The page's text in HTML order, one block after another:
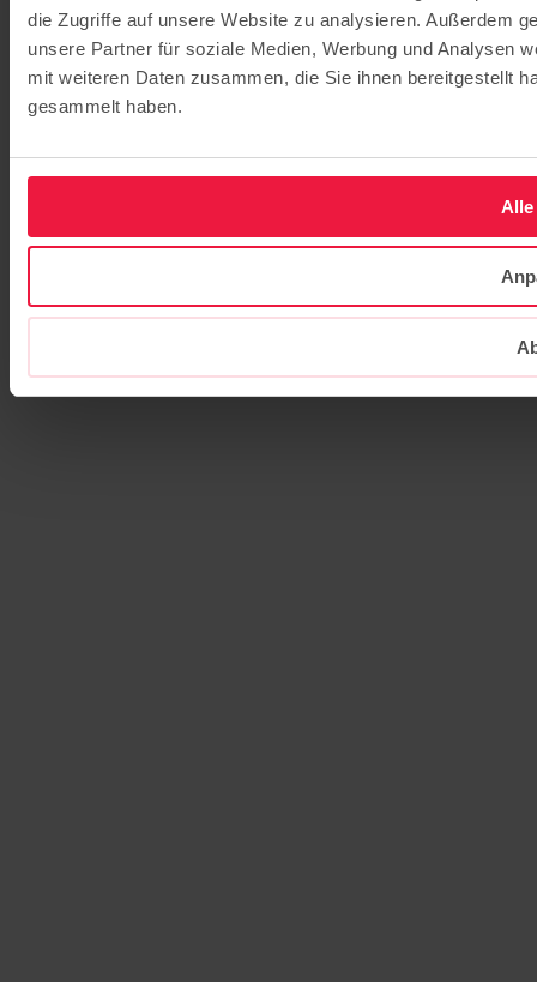
die Zugriffe auf unsere Website zu analysieren. Außerdem
unsere Partner für soziale Medien, Werbung und Analysen
mit weiteren Daten zusammen, die Sie ihnen bereitgestellt
gesammelt haben.
Alle